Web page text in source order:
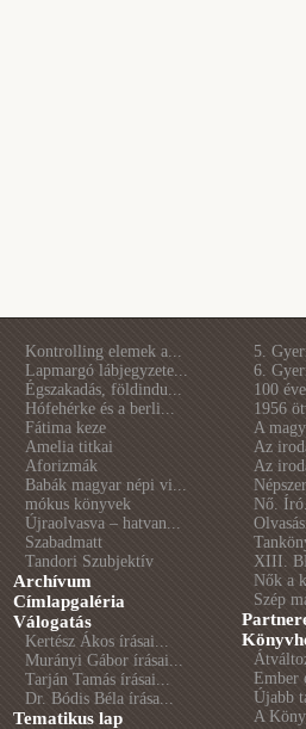
Kontrolling elemek a...
Lapmargó lábjegyzete...
Égszakadás, földindu...
Hófehérke és a berli...
Fátima keze
Amelia titkai
Aforizmák
Babák magyar népi vi...
mókus könyvek
Újraolvasva – hatvan...
Szabadmatt
Tandori Szubjektív
Archívum
Címlapgaléria
Válogatás
Kertész Ákos írásai...
Murányi Gábor írásai...
Tarján Tamás írásai...
Dr. Bódis Béla írása...
Tematikus lap
5.
6.
100
1956
A
Az
Az
Nő.
XIII.
Nők a
Szép
Ember
Újabb
A